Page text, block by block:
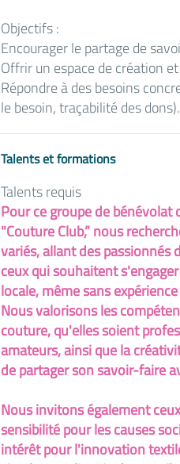
Objectifs :
Encourager le partage de
Offrir un espace de création
Répondre à des besoins
le besoin, traçabilité des
Talents et formations
Talents requis
Pour ce groupe de bénévolat
"Couture Club,” nous
variés, allant des passionnés
ceux qui souhaitent
locale, même sans
Nous valorisons les
couture, qu'elles soient
amateurs, ainsi que la
de partager son savoir-faire
Nous invitons également
sensibilité pour les causes
intérêt pour l'innovation